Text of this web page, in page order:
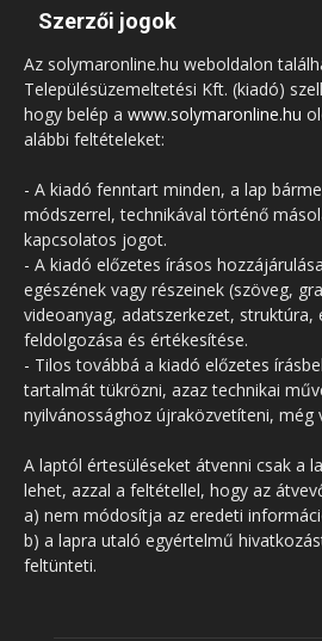
Szerzői jogok
Az solymaronline.hu weboldalon
Településüzemeltetési Kft. (kiadó)
hogy belép a www.solymaronline.hu
alábbi feltételeket:
- A kiadó fenntart minden, a lap
módszerrel, technikával történő
kapcsolatos jogot.
- A kiadó előzetes írásos
egészének vagy részeinek (szöveg,
videoanyag, adatszerkezet, struktúra,
feldolgozása és értékesítése.
- Tilos továbbá a kiadó előzetes
tartalmát tükrözni, azaz technikai
nyilvánossághoz újraközvetíteni, még
A laptól értesüléseket átvenni csak a
lehet, azzal a feltétellel, hogy az
a) nem módosítja az eredeti
b) a lapra utaló egyértelmű
feltünteti.